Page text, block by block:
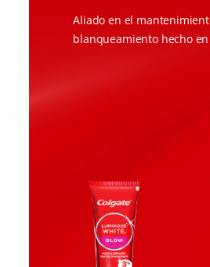
Aliado en el
blanqueamiento hecho